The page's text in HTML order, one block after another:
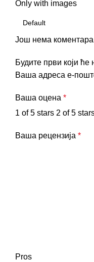
Only with images
Још нема
Будите први који
Ваша адреса е-
Ваша оцена *
1 of 5 stars 2 of 5
Ваша рецензија *
Pros